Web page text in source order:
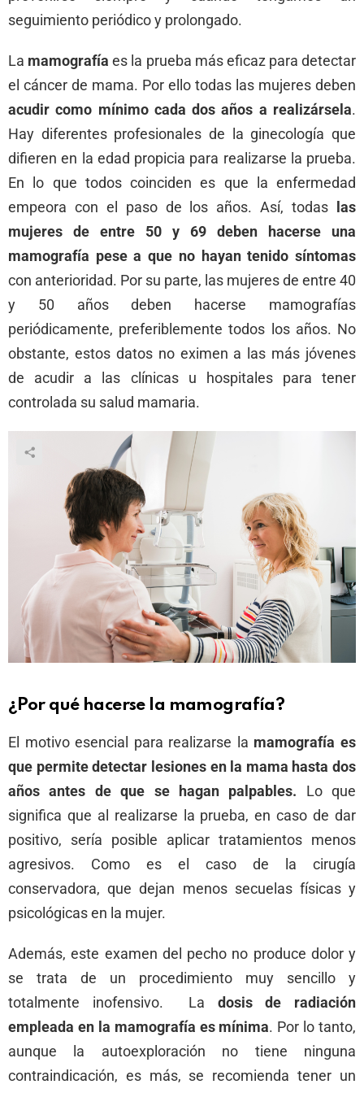
seguimiento periódico y prolongado.
La mamografía es la prueba más eficaz para detectar
el cáncer de mama. Por ello todas las mujeres deben
acudir como mínimo cada dos años a realizársela.
Hay diferentes profesionales de la ginecología que
difieren en la edad propicia para realizarse la prueba.
En lo que todos coinciden es que la enfermedad
empeora con el paso de los años. Así, todas las
mujeres de entre 50 y 69 deben hacerse una
mamografía pese a que no hayan tenido síntomas
con anterioridad. Por su parte, las mujeres de entre 40
y 50 años deben hacerse mamografías
periódicamente, preferiblemente todos los años. No
obstante, estos datos no eximen a las más jóvenes
de acudir a las clínicas u hospitales para tener
controlada su salud mamaria.
¿Por qué hacerse la mamografía?
El motivo esencial para realizarse la mamografía es
que permite detectar lesiones en la mama hasta dos
años antes de que se hagan palpables. Lo que
significa que al realizarse la prueba, en caso de dar
positivo, sería posible aplicar tratamientos menos
agresivos. Como es el caso de la cirugía
conservadora, que dejan menos secuelas físicas y
psicológicas en la mujer.
Además, este examen del pecho no produce dolor y
se trata de un procedimiento muy sencillo y
totalmente inofensivo. La dosis de radiación
empleada en la mamografía es mínima. Por lo tanto,
aunque la autoexploración no tiene ninguna
contraindicación, es más, se recomienda tener un